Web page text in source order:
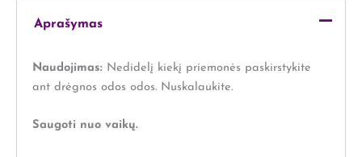
Aprašymas
Naudojimas: Nedidelį kiekį priemonės paskirstykite
ant drėgnos odos odos. Nuskalaukite.
Saugoti nuo vaikų.